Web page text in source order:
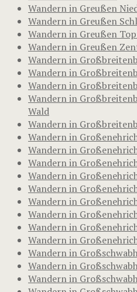
Wandern in Greußen
Wandern in Greußen
Wandern in Greußen
Wandern in Greußen
Wandern in
Wandern in
Wandern in
Wandern in
Wald
Wandern in
Wandern in
Wandern in
Wandern in
Wandern in
Wandern in
Wandern in
Wandern in
Wandern in
Wandern in
Wandern in
Wandern in
Wandern in